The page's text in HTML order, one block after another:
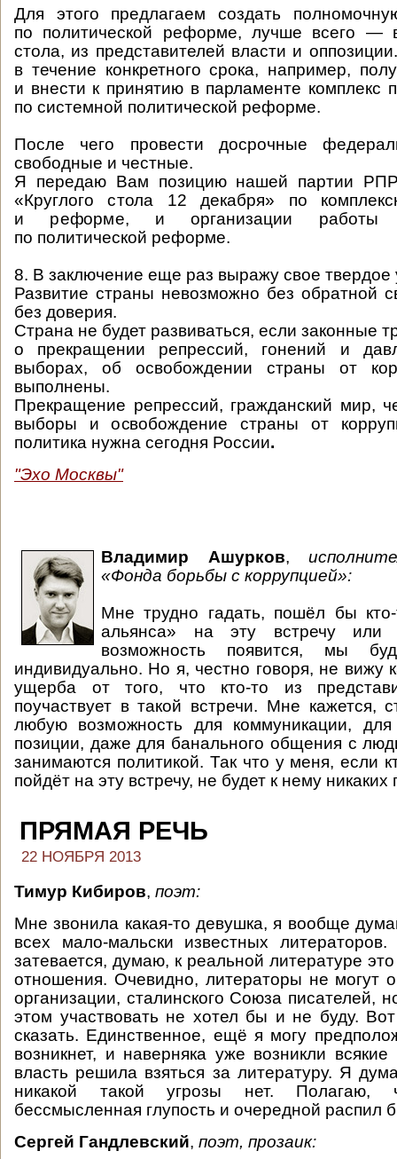
Для этого предлагаем создать
по политической реформе, лучше всего —
стола, из представителей власти и
в течение конкретного срока, например,
и внести к принятию в парламенте комплекс
по системной политической реформе.
После чего провести досрочные
свободные и честные.
Я передаю Вам позицию нашей партии
«Круглого стола 12 декабря» по
и реформе, и организации работы
по политической реформе.
8. В заключение еще раз выражу свое твердое
Развитие страны невозможно без обратной
без доверия.
Страна не будет развиваться, если законные
о прекращении репрессий, гонений и
выборах, об освобождении страны от
выполнены.
Прекращение репрессий, гражданский мир,
выборы и освобождение страны от
политика нужна сегодня России.
"Эхо Москвы"
Владимир Ашурков,
«Фонда борьбы с коррупцией»:
Мне трудно гадать, пошёл бы
альянса» на эту встречу или
возможность появится, мы
индивидуально. Но я, честно говоря, не вижу
ущерба от того, что кто-то из
поучаствует в такой встречи. Мне кажется,
любую возможность для коммуникации,
позиции, даже для банального общения с
занимаются политикой. Так что у меня, если
пойдёт на эту встречу, не будет к нему никаких
ПРЯМАЯ РЕЧЬ
22 НОЯБРЯ 2013
Тимур Кибиров, поэт:
Мне звонила какая-то девушка, я вообще
всех мало-мальски известных литераторов.
затевается, думаю, к реальной литературе
отношения. Очевидно, литераторы не могут
организации, сталинского Союза писателей,
этом участвовать не хотел бы и не буду.
сказать. Единственное, ещё я могу
возникнет, и наверняка уже возникли
власть решила взяться за литературу. Я
никакой такой угрозы нет. Полагаю,
бессмысленная глупость и очередной распил
Сергей Гандлевский, поэт, прозаик: